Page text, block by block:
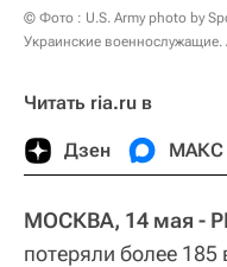
© Фото : U.S. Army photo by
Украинские
Читать ria.ru в
Дзен МАКС
МОСКВА, 14 мая -
потеряли более 185